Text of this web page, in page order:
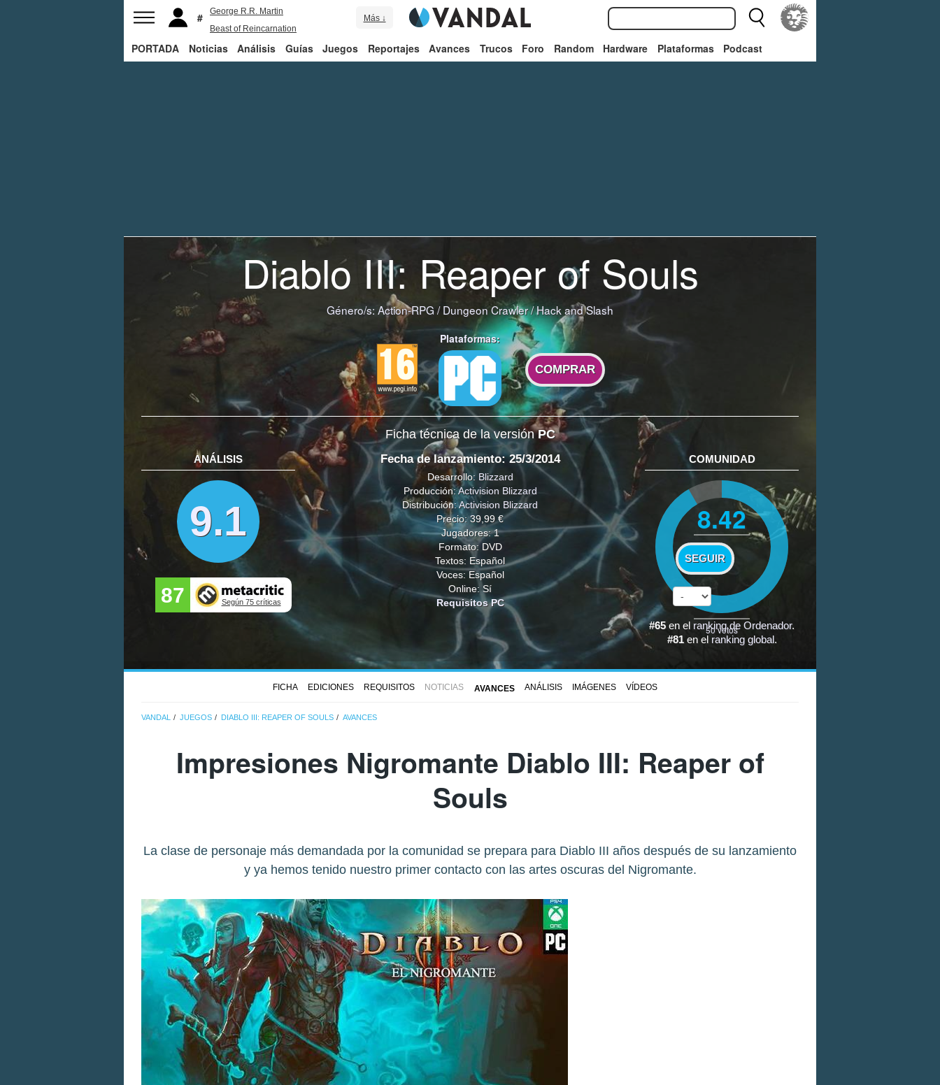
George R.R. Martin
Beast of Reincarnation
The Last of Us
Bill Gates
Más ↓
PORTADA Noticias Análisis Guías Juegos Reportajes Avances Trucos Foro Random Hardware Plataformas Podcast
Diablo III: Reaper of Souls
Género/s: Action-RPG /Dungeon Crawler/Hack and Slash
Plataformas:
COMPRAR
Ficha técnica de la versiónPC
ANÁLISIS
9.1
87 Según 75 críticas
Fecha de lanzamiento: 25/3/2014
Desarrollo: Blizzard
Producción:Activision Blizzard
Distribución:Activision Blizzard
Precio: 39,99 €
Jugadores: 1
Formato: DVD
Textos: Español
Voces: Español
Online: Sí
Requisitos PC
COMUNIDAD
8.42
SEGUIR
50votos
#65 en el ranking de Ordenador.
#81en el ranking global .
FICHA EDICIONES REQUISITOS NOTICIAS AVANCES ANÁLISIS IMÁGENES VÍDEOS
VANDAL JUEGOS DIABLO III: REAPER OF SOULS AVANCES
Impresiones Nigromante Diablo III: Reaper of
Souls
La clase de personaje más demandada por la comunidad se prepara para Diablo III años después de su lanzamiento
y ya hemos tenido nuestro primer contacto con las artes oscuras del Nigromante.